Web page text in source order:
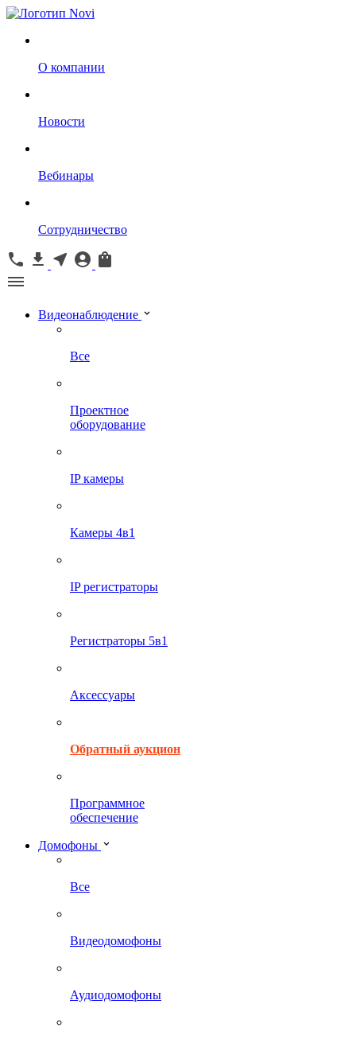
О компании
Новости
Вебинары
Сотрудничество
Видеонаблюдение
Все
Проектное
оборудование
IP камеры
Камеры 4в1
IP регистраторы
Регистраторы 5в1
Аксессуары
Обратный аукцион
Программное
обеспечение
Домофоны
Все
Видеодомофоны
Аудиодомофоны